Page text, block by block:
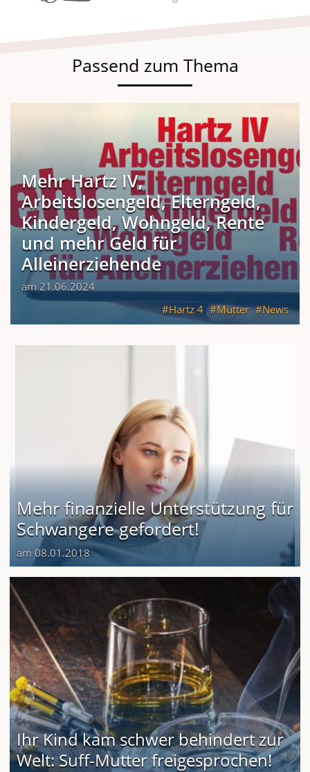
Passend zum Thema
Mehr Hartz IV,
Arbeitslosengeld, Elterngeld,
Kindergeld, Wohngeld, Rente
und mehr Geld für
Alleinerziehende
am 21.06.2024
Hartz 4
Mütter News
Mehr finanzielle Unterstützung für
Schwangere gefordert!
am 08.01.2018
Ihr Kind kam schwer behindert zur
Welt: Suff-Mutter freigesprochen!